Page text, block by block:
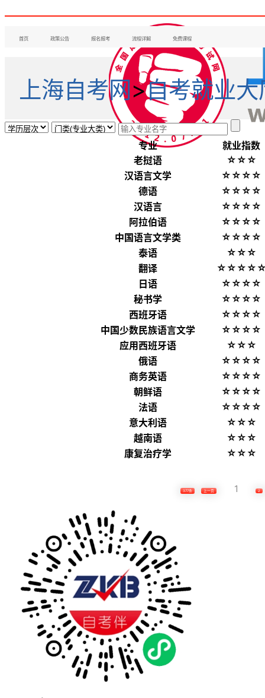
首页 政策公告 报名报考 流程详解 免费课程
上海自考网>自考就业大
专业
就业指数
老挝语
☆☆☆
汉语言文学
☆☆☆☆
德语
☆☆☆☆
汉语言
☆☆☆☆
阿拉伯语
☆☆☆☆
中国语言文学类
☆☆☆☆
泰语
☆☆☆
翻译
日语
☆☆☆☆
秘书学
☆☆☆☆
西班牙语
☆☆☆☆
中国少数民族语言文学
☆☆☆☆
应用西班牙语
☆☆☆
俄语
☆☆☆☆
商务英语
☆☆☆☆
朝鲜语
☆☆☆☆
法语
☆☆☆☆
意大利语
☆☆☆
越南语
☆☆☆
康复治疗学
☆☆☆
377条 上一页 1 2